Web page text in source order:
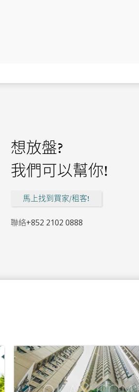
想放盤?
我們可以幫你!
馬上找到買家/租客!
聯絡+852 2102 0888